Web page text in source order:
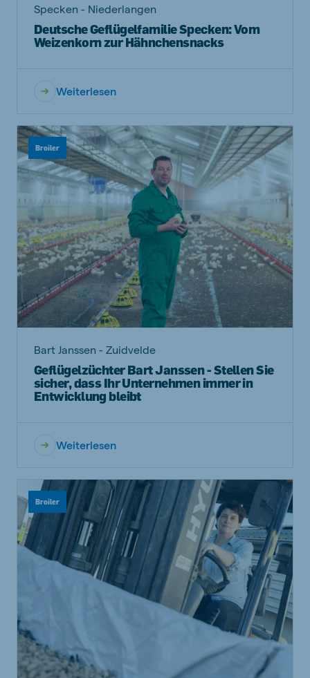
Specken - Niederlangen
Deutsche Geflügelfamilie Specken: Vom
Weizenkorn zur Hähnchensnacks
Weiterlesen
Broiler
Bart Janssen - Zuidvelde
Geflügelzüchter Bart Janssen - Stellen Sie
sicher, dass Ihr Unternehmen immer in
Entwicklung bleibt
Weiterlesen
Broiler